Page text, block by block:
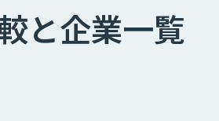
と企業一覧